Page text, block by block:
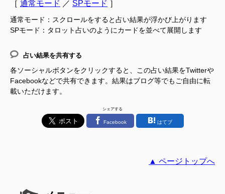
［ 通常モード ／ SPモード ］
通常モード：スクロールをすると占い結果が浮かび上がります
SPモード：タロット占いのようにカードを並べて展開します
占い結果を共有する
各ソーシャルボタンをクリックすると、この占い結果をTwitterや
Facebookなどで共有できます。結果はブログ等でもご自由に転
載いただけます。
シェアする
Facebook はてブ
▲ ページトップへ